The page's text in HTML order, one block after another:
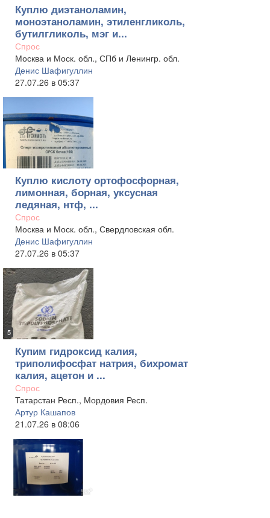
Куплю диэтаноламин,
моноэтаноламин, этиленгликоль,
бутилгликоль, мэг и...
Спрос
Москва и Моск. обл., СПб и Ленингр. обл.
Денис Шафигуллин
27.07.26 в 05:37
Куплю кислоту ортофосфорная,
лимонная, борная, уксусная
ледяная, нтф, ...
Спрос
Москва и Моск. обл., Свердловская обл.
Денис Шафигуллин
27.07.26 в 05:37
5
Купим гидроксид калия,
триполифосфат натрия, бихромат
калия, ацетон и ...
Спрос
Татарстан Респ., Мордовия Респ.
Артур Кашапов
21.07.26 в 08:06